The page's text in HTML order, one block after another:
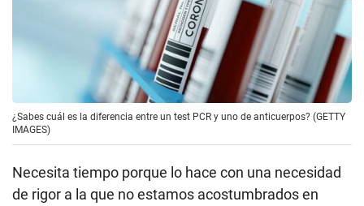
¿Sabes cuál es la diferencia entre un test PCR y uno de anticuerpos? (GETTY
IMAGES)
Necesita tiempo porque lo hace con una necesidad
de rigor a la que no estamos acostumbrados en